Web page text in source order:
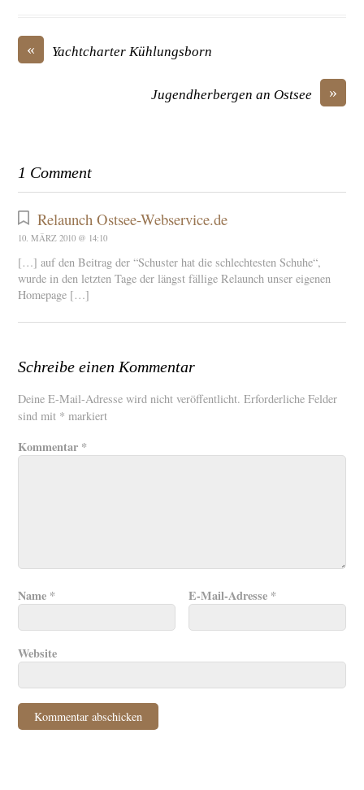
« Yachtcharter Kühlungsborn
»
Jugendherbergen an Ostsee
1 Comment
Relaunch Ostsee-Webservice.de
10. MÄRZ 2010 @ 14:10
[…] auf den Beitrag der “Schuster hat die schlechtesten Schuhe“,
wurde in den letzten Tage der längst fällige Relaunch unser eigenen
Homepage […]
Schreibe einen Kommentar
Deine E-Mail-Adresse wird nicht veröffentlicht. Erforderliche Felder
sind mit * markiert
Kommentar *
Name * E-Mail-Adresse *
Website